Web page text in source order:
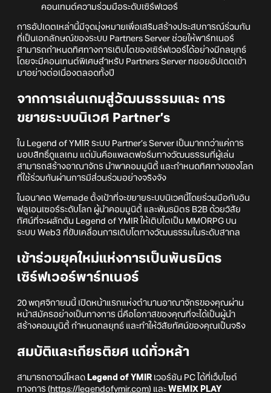
คอนเทนต์ความร่วมมือระดับเซิร์ฟเวอร์
การอัปเดตเหล่านี้มีจุดมุ่งหมายเพื่อเสริมสร้างประสบการณ์ร่วมกัน
ที่เป็นเอกลักษณ์ของระบบ Partners Server ช่วยให้พาร์ทเนอร์
สามารถกำหนดทิศทางการเติบโตของเซิร์ฟเวอร์ได้อย่างมีกลยุทธ์
โดยจะมีคอนเทนต์พิเศษสำหรับ Partners Server ทยอยอัปเดตเข้า
มาอย่างต่อเนื่องตลอดทั้งปี
จากการเล่นเกมสู่วัฒนธรรมและ การ
ขยายระบบนิเวศ Partner’s
ใน Legend of YMIR ระบบ Partner’s Server เป็นมากกว่าแค่การ
มอบสิทธิ์ดูแลเกม แต่มันคือแพลตฟอร์มทางวัฒนธรรมที่ผู้เล่น
สามารถสร้างอาณาจักร นำพาคอมมูนิตี้ และกำหนดทิศทางของโลก
ที่ใช้ร่วมกันผ่านการมีส่วนร่วมอย่างจริงจัง
ในอนาคต Wemade ตั้งเป้าที่จะขยายระบบนิเวศนี้โดยร่วมมือกับอิน
ฟลูเอนเซอร์ระดับโลก ผู้นำคอมมูนิตี้ และพันธมิตร B2B ด้วยวิสัย
ทัศน์ที่จะผลักดัน Legend of YMIR ให้เติบโตเป็น MMORPG บน
ระบบ Web3 ที่ขับเคลื่อนการเติบโตทางวัฒนธรรมในระดับสากล
เข้าร่วมยุคใหม่แห่งการเป็นพันธมิตร
เซิร์ฟเวอร์พาร์ทเนอร์
20 พฤศจิกายนนี้ เปิดหน้าแรกแห่งตำนานอาณาจักรของคุณผ่าน
หน้าสมัครอย่างเป็นทางการ นี่คือโอกาสของคุณที่จะได้เป็นผู้นำ
สร้างคอมมูนิตี้ กำหนดกลยุทธ์ และทำให้วิสัยทัศน์ของคุณเป็นจริง
สมบัติและเกียรติยศ แด่ทั่วหล้า
สามารถดาวน์โหลด Legend of YMIR เวอร์ชัน PC ได้ที่เว็บไซต์
ทางการ (https://legendofymir.com) และ WEMIX PLAY